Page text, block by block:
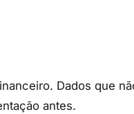
Dados que
antes.